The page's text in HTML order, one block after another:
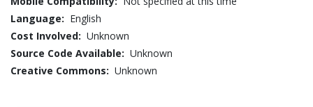
Language: English
Cost Involved: Unknown
Source Code Available: Unknown
Creative Commons: Unknown